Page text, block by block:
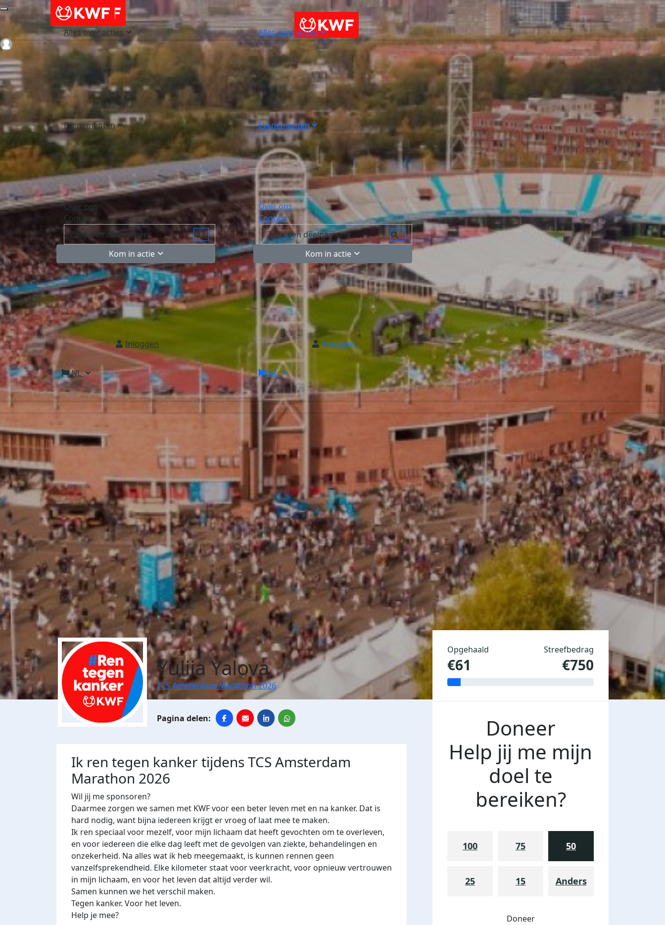
Alles over acties
Evenementen
Over ons
Contact
Kom in actie
Inloggen
NL
Alles over acties
Evenementen
Over ons
Contact
Kom in actie
Inloggen
NL
Login
Yuliia Yalova
TCS Amsterdam Marathon 2026
Ik ren tegen kanker tijdens TCS Amsterdam
Marathon 2026
Wil jij me sponsoren?
Daarmee zorgen we samen met KWF voor een beter leven met en na kanker. Dat is
hard nodig, want bijna iedereen krijgt er vroeg of laat mee te maken.
Ik ren speciaal voor mezelf, voor mijn lichaam dat heeft gevochten om te overleven,
en voor iedereen die elke dag leeft met de gevolgen van ziekte, behandelingen en
onzekerheid. Na alles wat ik heb meegemaakt, is kunnen rennen geen
vanzelfsprekendheid. Elke kilometer staat voor veerkracht, voor opnieuw vertrouwen
in mijn lichaam, en voor het leven dat altijd verder wil.
Samen kunnen we het verschil maken.
Tegen kanker. Voor het leven.
Help je mee?
Opgehaald
€61
Streefbedrag
€750
Doneer
Help jij me mijn
doel te
bereiken?
100 75 50
25 15 Anders
Doneer